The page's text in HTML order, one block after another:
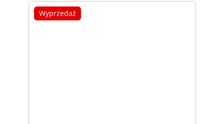
Wyprzedaż